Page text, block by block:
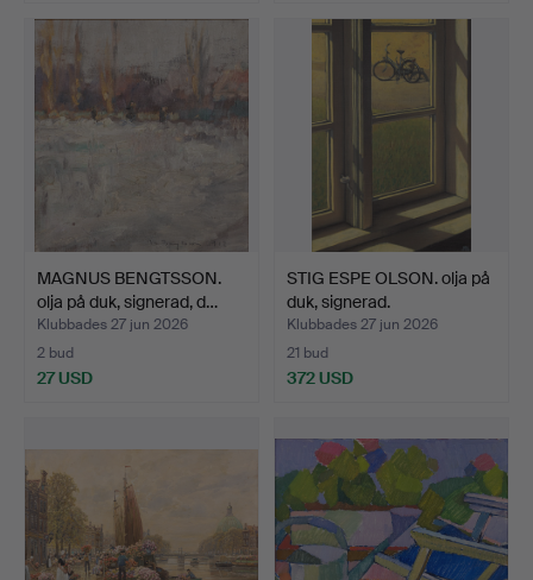
MAGNUS BENGTSSON.
olja på duk, signerad, d…
Klubbades 27 jun 2026
2 bud
27 USD
STIG ESPE OLSON. olja på
duk, signerad.
Klubbades 27 jun 2026
21 bud
372 USD